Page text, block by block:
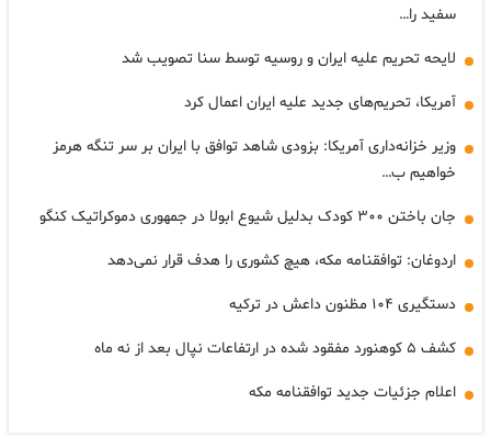
سفید را…
لایحه تحریم علیه ایران و روسیه توسط سنا تصویب شد
آمریکا، تحریم‌های جدید علیه ایران اعمال کرد
وزیر خزانه‌داری آمریکا: بزودی شاهد توافق با ایران بر سر تنگه هرمز
خواهیم ب…
جان باختن ۳۰۰ کودک بدلیل شیوع ابولا در جمهوری دموکراتیک کنگو
اردوغان: توافقنامه مکه، هیچ کشوری را هدف قرار نمی‌دهد
دستگیری ۱۰۴ مظنون داعش در ترکیه
کشف ۵ کوهنورد مفقود شده در ارتفاعات نپال بعد از نه ماه
اعلام جزئیات جدید توافقنامه مکه